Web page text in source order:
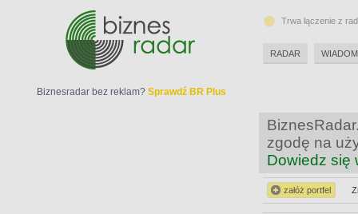
zgodę na
Dowiedz się
załóż portfel
Biznesradar bez reklam? Sprawdź BR Plus
Trwa łączenie z
RADAR